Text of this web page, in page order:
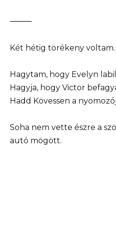
⸻
Két hétig törékeny voltam.
Hagytam, hogy Evelyn
Hagyja, hogy Victor
Hadd Kövessen a
Soha nem vette észre a
autó mögött.